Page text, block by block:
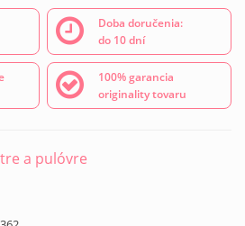
Doba doručenia:
do 10 dní
100% garancia
originality tovaru
a pulóvre